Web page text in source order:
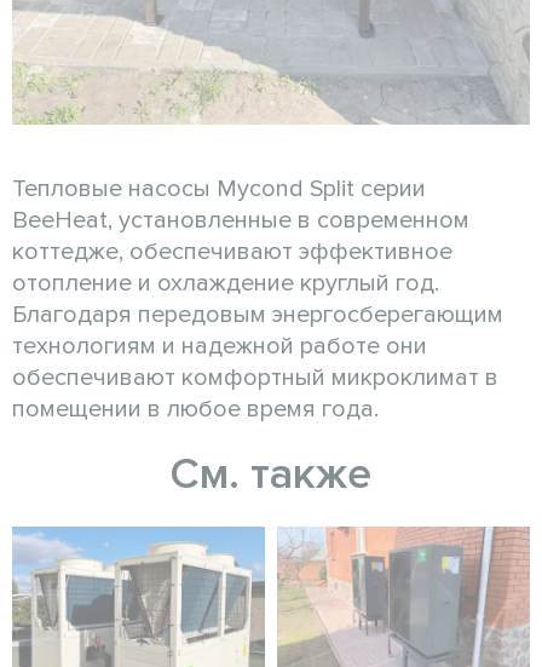
Тепловые насосы Mycond Split серии
BeeHeat, установленные в современном
коттедже, обеспечивают эффективное
отопление и охлаждение круглый год.
Благодаря передовым энергосберегающим
технологиям и надежной работе они
обеспечивают комфортный микроклимат в
помещении в любое время года.
См. также